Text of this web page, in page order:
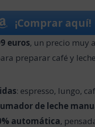
¡Comprar aquí!
euros, un precio muy
preparar café y
: espresso, lungo,
de leche
automática,